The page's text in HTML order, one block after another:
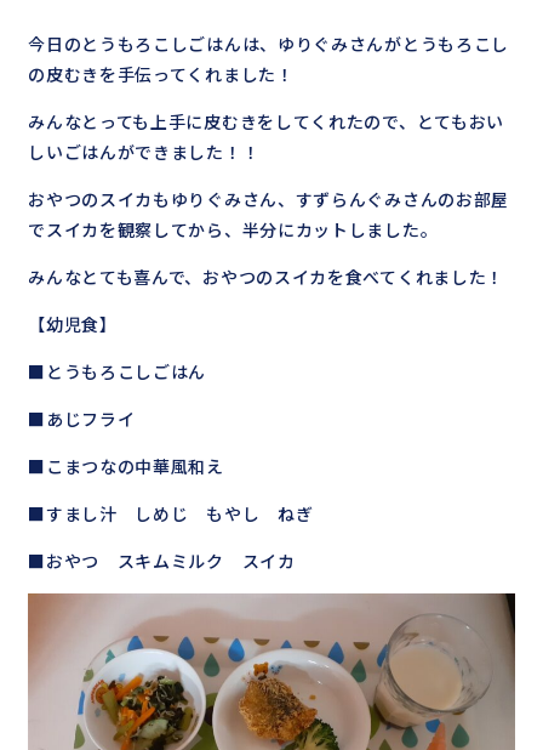
今日のとうもろこしごはんは、ゆりぐみさんがとうもろこし
の皮むきを手伝ってくれました！
みんなとっても上手に皮むきをしてくれたので、とてもおい
しいごはんができました！！
おやつのスイカもゆりぐみさん、すずらんぐみさんのお部屋
でスイカを観察してから、半分にカットしました。
みんなとても喜んで、おやつのスイカを食べてくれました！
【幼児食】
■とうもろこしごはん
■あじフライ
■こまつなの中華風和え
■すまし汁 しめじ もやし ねぎ
■おやつ スキムミルク スイカ